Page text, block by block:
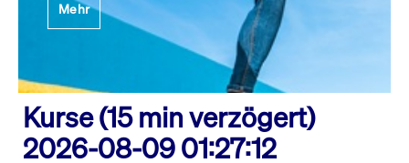
Mehr
Kurse (15 min verzögert)
2026-08-09 01:27:12